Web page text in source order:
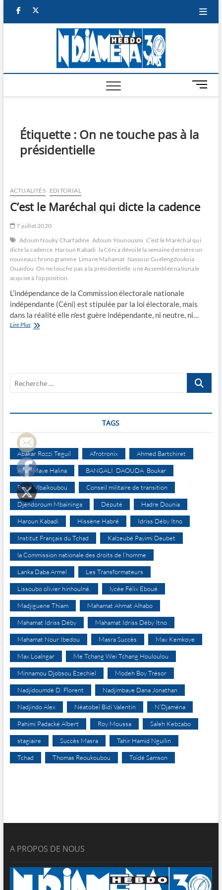
facebook
M
e
u
Étiquette : On ne touche pas à la
présidentielle
ACTUALITÉS EDITORIAL
C’est le Maréchal qui dicte la cadence
7 juillet 2020
Adoum Nouky Charfadine Adoum Younousmi C’est le Maréchal qui
dicte la cadence Haroun Kabadi la Céni a dévoilé la semaine dernière un
nouveau chronogramme Limane Mahamat Nassour Guélengdouksia
Ouaïdou On ne touche pas à la présidentielle une Assemblée nationale
acquise à l’opposition.
L’indépendance de la Commission électorale nationale
indépendante (Céni) est stipulée par la loi électorale, mais
dans la réalité elle n’est guère indépendante, ni neutre, ni…
Lire PlusC’est
Recherche
TAGS
Abakar Rozzi Teguil Afrotronix Ahmed Bartchiret
Allah-Maye Halina BANGALI DAOUDA Boukar
Béral Mbaïkoubou Conseil militaire de transition
Djéndoroum Mbaïninga Député Hadre Dounia
Haroun Kabadi Hissène Habré Idriss Déby Itno
Institut Français du Tchad Kalzeubé Payimi Deubet
la Commission nationale des droits de l’homme
Lanka Daba Armel Les Transformateurs
Lissoubo olivier hinhoulné. lycée Félix Eboué
Madjiguene Thiam Mahamat Ahmat Alhabo
Mahamat Idriss Déby Mahamat Idriss Déby Itno
Mahamat Nour Ibedou Masra Succès Max Kemkoye
Max Loalngar Me Tchang Wei Tchang Houloulou
Minnamou Djobsou Ezechiel Modeh Boy Trésor
Nadjidoumdé D. Florent Nadjimbaye Dana Jonathan
Nadjindo Alex Néatobeï Bidi Valentin N’Djaména
Pahimi Padacké Albert Roy Moussa Saleh Kebzabo
stagiaire Succès Masra Tahir Hamid Nguilin
Tchad Thomas Reoukoubou Toïdé Samson
A PROPOS DE NOUS